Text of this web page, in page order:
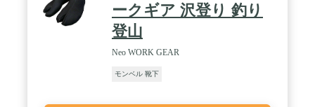
ークギア 沢登り 釣り
登山
Neo WORK GEAR
モンベル 靴下